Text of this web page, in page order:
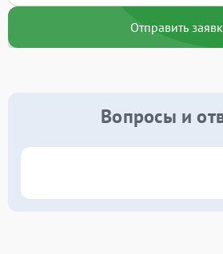
Отправить
Вопросы и